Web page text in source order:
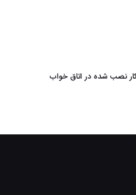
کار نصب شده در اتاق خواب